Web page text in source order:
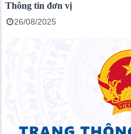
Thông tin đơn vị
26/08/2025